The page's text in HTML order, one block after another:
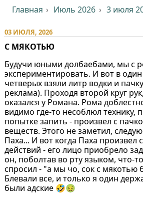
Главная Июль 2026 3 июля
03 ИЮЛЯ, 2026
С МЯКОТЬЮ
Будучи юными долбаебами, мы с
экспериментировать. И вот в
четверых взяли литр водки и
реклама). Проходя второй круг
оказался у Романа. Рома
видимо где-то несоблюл технику,
попытке запить - произвел с
веществ. Этого не заметил,
Паха... И вот когда Паха произвел
действий - его лицо приобрело
он, поболтав во рту языком, что-
спросил - "а мы чо, сок с мякотью
Блевали все, и только я один
были адские 🤣🤢